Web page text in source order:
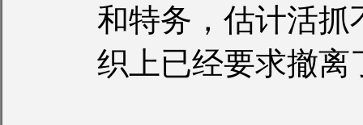
和特务，估计活抓
织上已经要求撤离